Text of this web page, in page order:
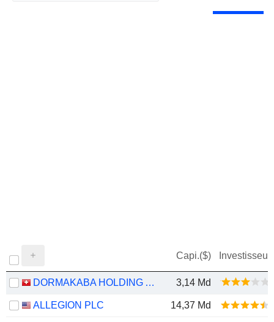
Capi.($) Investisseur
DORMAKABA HOLDING AG 3,14 Md
ALLEGION PLC 14,37 Md